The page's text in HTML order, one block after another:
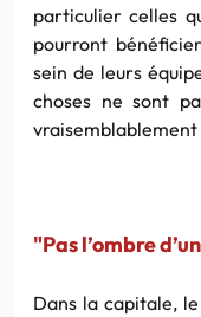
particulier celles
pourront
sein de leurs
choses ne sont
vraisemblablement
"Pas l’ombre
Dans la capitale,